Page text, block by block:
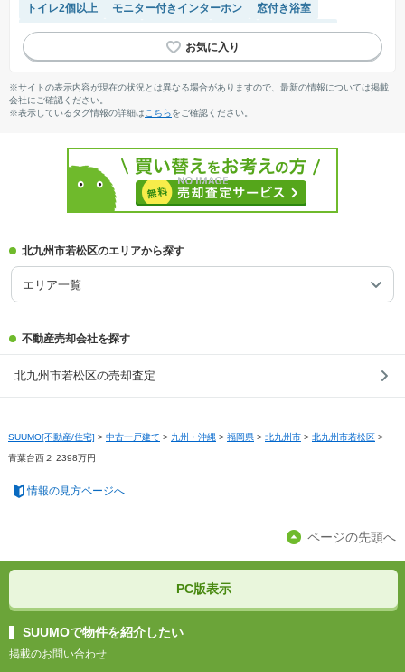
トイレ2個以上
モニター付きインターホン
窓付き浴室
IHクッキングヒーター
オール電化 食洗機
温水洗浄便座
浴室乾燥機
対面キッチン
※サイトの表示内容が現在の状況とは異なる場合がありますので、最新の情報については掲載
会社にご確認ください。
※表示しているタグ情報の詳細は こちらをご確認ください。
北九州市若松区のエリアから探す
エリア一覧
不動産売却会社を探す
北九州市若松区の売却査定
SUUMO[不動産/住宅] > 中古一戸建て > 九州・沖縄 > 福岡県 > 北九州市 > 北九州市若松区 >
青葉台西２ 2398万円
情報の見方ページへ
ページの先頭へ
PC版表示
SUUMOで物件を紹介したい
掲載のお問い合わせ